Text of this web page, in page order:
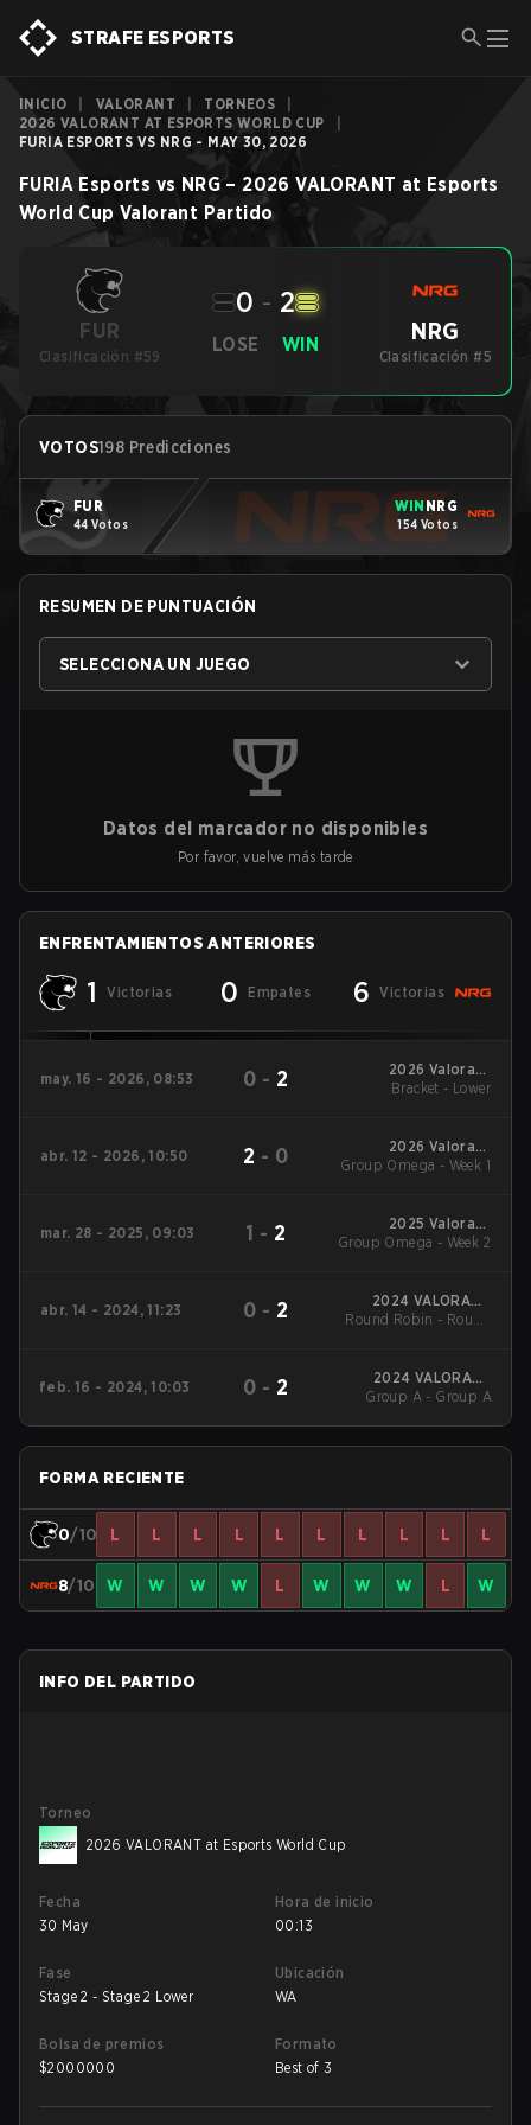
STRAFE ESPORTS
INICIO VALORANT TORNEOS
2026 VALORANT AT ESPORTS WORLD CUP
FURIA ESPORTS VS NRG - MAY 30, 2026
FURIA Esports vs NRG–2026 VALORANT at Esports
World Cup Valorant Partido
FUR
Clasificación #59
LOSE
0 - 2
WIN NRG
Clasificación #5
VOTOS198 Predicciones
FUR
44 Votos
WIN NRG
154 Votos
RESUMEN DE PUNTUACIÓN
SELECCIONA UN JUEGO
Datos del marcador no disponibles
Por favor, vuelve más tarde
ENFRENTAMIENTOS ANTERIORES
1 Victorias 0 Empates 6 Victorias
may. 16 - 2026, 08:53 0 - 2
2026 Valorant
Champions Tour:
Bracket - Lower
abr. 12 - 2026, 10:50 2 - 0
2026 Valorant
Champions Tour:
Group Omega - Week 1
mar. 28 - 2025, 09:03 1 - 2
2025 Valorant
Champions Tour:
Group Omega - Week 2
abr. 14 - 2024, 11:23 0 - 2
2024 VALORANT
Champions Tour:
Round Robin - Round
feb. 16 - 2024, 10:03 0 - 2
2024 VALORANT
Champions Tour:
Group A - Group A
FORMA RECIENTE
0/10 L L L L L L L L L L
8/10 W W W W L W W W L W
INFO DEL PARTIDO
Torneo
2026 VALORANT at Esports World Cup
Fecha
30 May
Hora de inicio
00:13
Fase
Stage 2 - Stage 2 Lower
Ubicación
WA
Bolsa de premios
$2000000
Formato
Best of 3